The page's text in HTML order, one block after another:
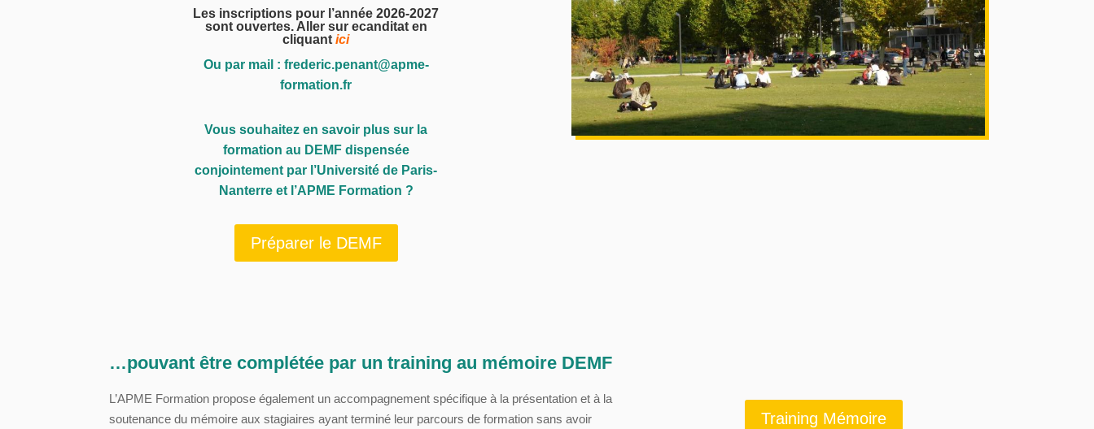
Les inscriptions pour l’année 2026-2027
sont ouvertes. Aller sur ecanditat en
cliquantici
Ou par mail : frederic.penant@apme-
formation.fr
Vous souhaitez en savoir plus sur la
formation au DEMF dispensée
conjointement par l’Université de Paris-
Nanterre et l’APME Formation ?
Préparer le DEMF
…pouvant être complétée par un training au mémoire DEMF
L’APME Formation propose également un accompagnement spécifique à la présentation et à la
soutenance du mémoire aux stagiaires ayant terminé leur parcours de formation sans avoir
Training Mémoire